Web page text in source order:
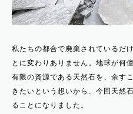
私たちの都合で廃棄されているだ
とに変わりありません。地球が何
有限の資源である天然石を、余す
きたいという想いから、今回天然
ることになりました。